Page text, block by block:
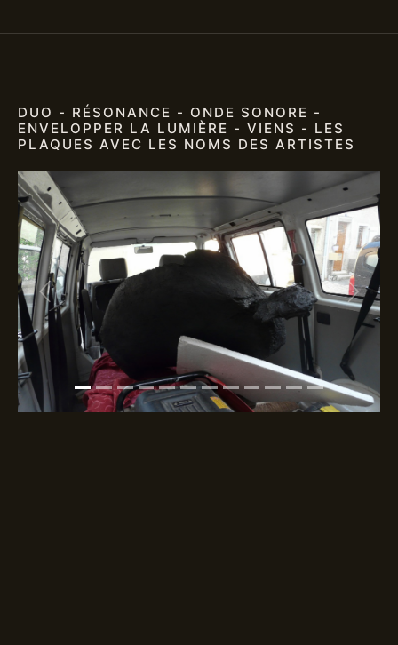
DUO - RÉSONANCE - ONDE SONORE -
ENVELOPPER LA LUMIÈRE - VIENS - LES
PLAQUES AVEC LES NOMS DES ARTISTES
Previous Next